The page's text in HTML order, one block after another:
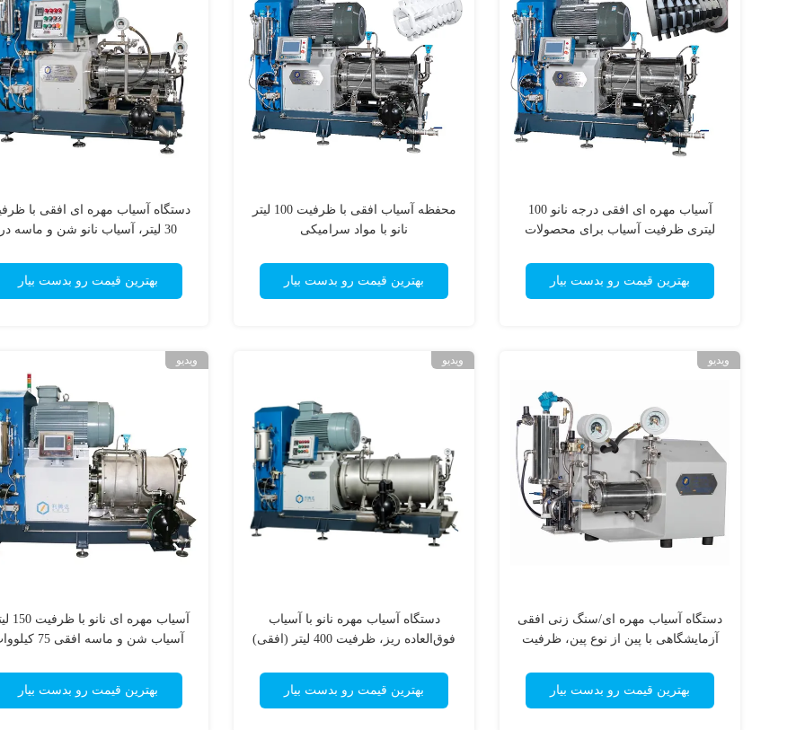
دستگاه آسیاب مهره ای افقی با
30 لیتر، آسیاب نانو شن و ماسه در
بهترین قیمت رو بدست بیار
محفظه آسیاب افقی با ظرفیت 100 لیتر
نانو با مواد سرامیکی
بهترین قیمت رو بدست بیار
آسیاب مهره ای افقی درجه نانو 100
لیتری ظرفیت آسیاب برای محصولات
بهترین قیمت رو بدست بیار
ویدیو
آسیاب مهره
آسیاب شن و ماسه افقی 75 کیلووات
بهترین قیمت رو بدست بیار
ویدیو
دستگاه آسیاب مهره نانو با آسیاب
فوق‌العاده ریز، ظرفیت 400 لیتر (افقی)
بهترین قیمت رو بدست بیار
ویدیو
دستگاه آسیاب مهره ای/سنگ زنی افقی
آزمایشگاهی با پین از نوع پین، ظرفیت
بهترین قیمت رو بدست بیار